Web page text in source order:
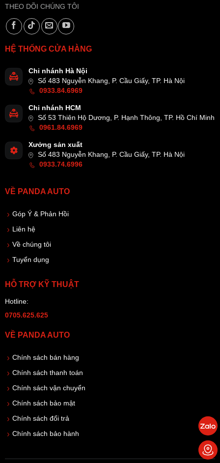
THEO DÕI CHÚNG TÔI
HỆ THỐNG CỬA HÀNG
Chi nhánh Hà Nội
Số 483 Nguyễn Khang, P. Cầu Giấy, TP. Hà Nội
0933.84.6969
Chi nhánh HCM
Số 53 Thiên Hộ Dương, P. Hạnh Thông, TP. Hồ Chí Minh
0961.84.6969
Xưởng sản xuất
Số 483 Nguyễn Khang, P. Cầu Giấy, TP. Hà Nội
0933.74.6996
VỀ PANDA AUTO
Góp Ý & Phản Hồi
Liên hệ
Về chúng tôi
Tuyển dụng
HỖ TRỢ KỸ THUẬT
Hotline:
0705.625.625
VỀ PANDA AUTO
Chính sách bán hàng
Chính sách thanh toán
Chính sách vận chuyển
Chính sách bảo mật
Chính sách đổi trả
Chính sách bảo hành